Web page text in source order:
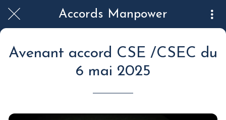
Accords Manpower
Avenant accord CSE /CSEC du
6 mai 2025